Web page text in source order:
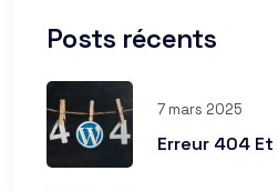
Posts récents
7 mars 2025
Erreur 404 Et